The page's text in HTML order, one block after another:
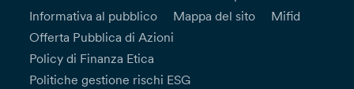
Informativa al pubblico
Mappa del sito
Mifid
Offerta Pubblica di Azioni
Policy di Finanza Etica
Politiche gestione rischi ESG